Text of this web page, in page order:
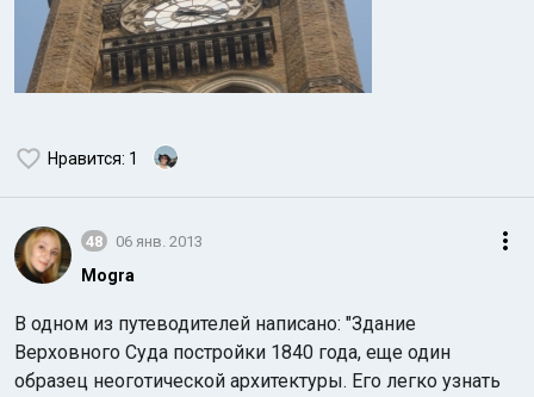
Нравится: 1
48 06 янв. 2013
Mogra
В одном из путеводителей написано: "Здание
Верховного Суда постройки 1840 года, еще один
образец неоготической архитектуры. Его легко узнать